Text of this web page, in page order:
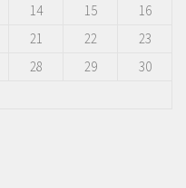
14 15
16
21 22
23
28 29
30